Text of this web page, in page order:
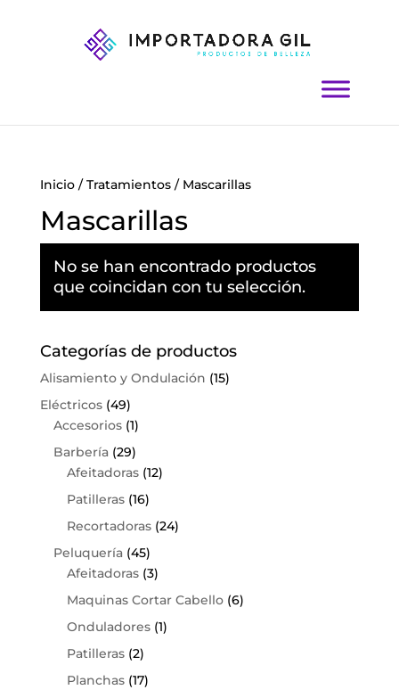
Inicio/Tratamientos/ Mascarillas
Mascarillas
No se han encontrado productos
que coincidan con tu selección.
Categorías de productos
Alisamiento y Ondulación (15)
Eléctricos (49)
Accesorios (1)
Barbería (29)
Afeitadoras (12)
Patilleras (16)
Recortadoras (24)
Peluquería (45)
Afeitadoras (3)
Maquinas Cortar Cabello (6)
Onduladores (1)
Patilleras (2)
Planchas (17)